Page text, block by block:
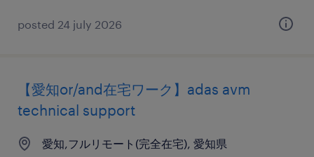
posted 24 july 2026
【愛知or/and在宅ワーク】adas avm
technical support
愛知,フルリモート(完全在宅), 愛知県